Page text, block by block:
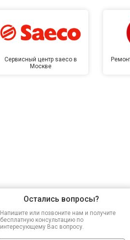
Сервисный центр saeco в
Москве
Остались вопросы?
Напишите или позвоните нам и получите
бесплатную консультацию по
интересующему Вас вопросу.